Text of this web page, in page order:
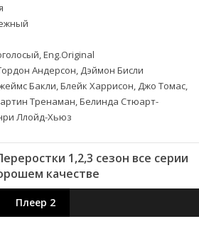
Eng.Original
Андерсон, Дэймон Бисли
Бакли, Блейк Харрисон, Джо Томас,
Тренаман, Белинда Стюарт-
Ллойд-Хьюз
1,2,3 сезон все серии
качестве
Плеер 2